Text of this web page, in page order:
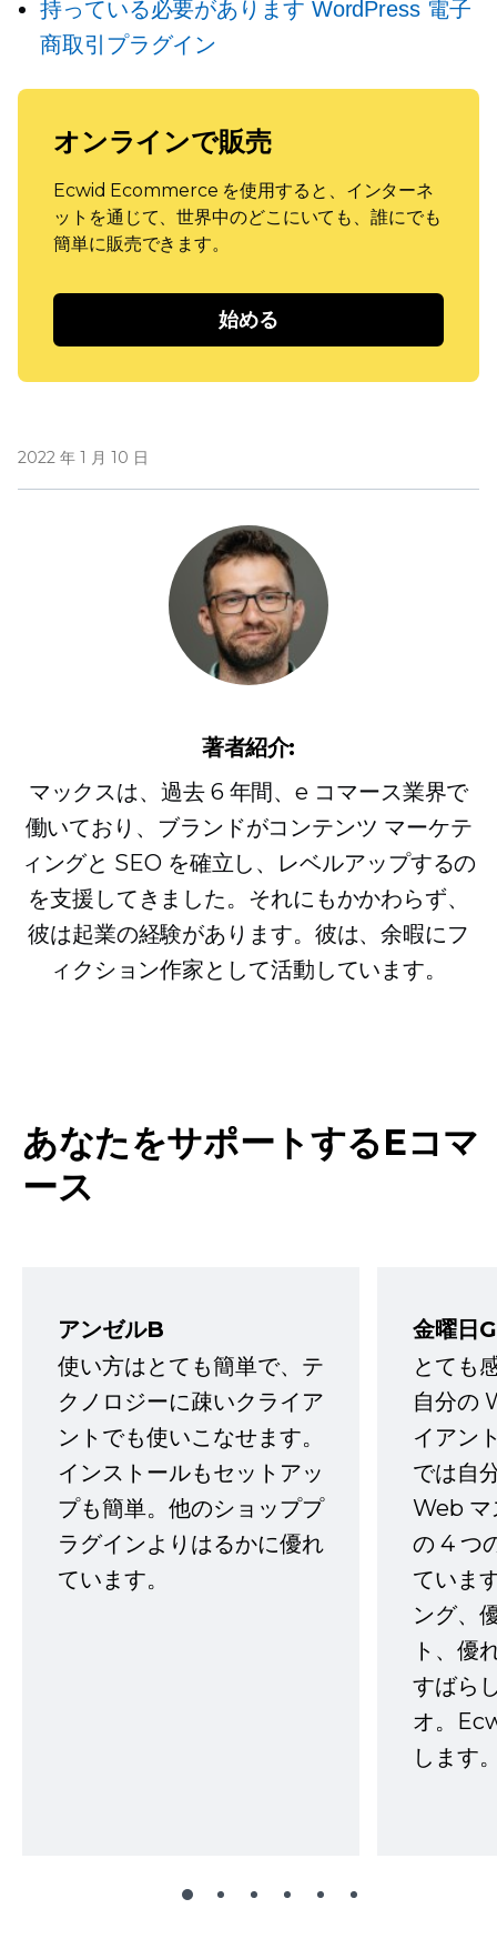
持っている必要があります WordPress 電子
商取引プラグイン
オンラインで販売
Ecwid Ecommerce を使用すると、インターネ
ットを通じて、世界中のどこにいても、誰にでも
簡単に販売できます。
始める
2022 年 1 月 10 日
著者紹介:
マックスは、過去 6 年間、e コマース業界で
働いており、ブランドがコンテンツ マーケテ
ィングと SEO を確立し、レベルアップするの
を支援してきました。それにもかかわらず、
彼は起業の経験があります。彼は、余暇にフ
ィクション作家として活動しています。
あなたをサポートするEコマ
ース
アンゼルB
使い方はとても簡単で、テ
クノロジーに疎いクライア
ントでも使いこなせます。
インストールもセットアッ
プも簡単。他のショッププ
ラグインよりはるかに優れ
ています。
金曜日G
とても
自分の
イアン
では自
Web マ
の 4 つ
ていま
ング、
ト、優
すばら
オ。
します